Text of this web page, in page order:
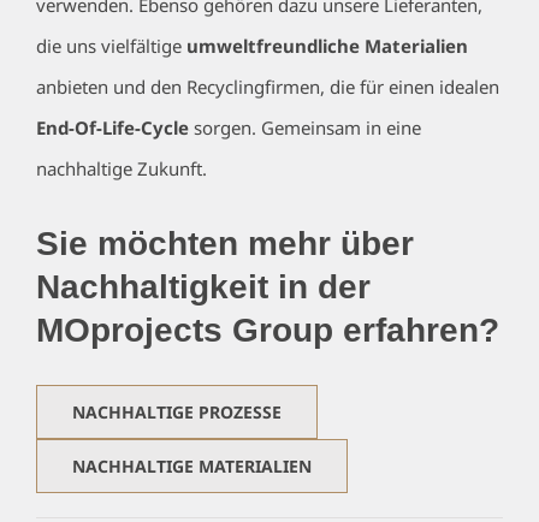
die uns vielfältige umweltfreundliche Materialien
anbieten und den Recyclingfirmen, die für einen idealen
End-Of-Life-Cycle sorgen. Gemeinsam in eine
nachhaltige Zukunft.
Sie möchten mehr über
Nachhaltigkeit in der
MOprojects Group erfahren?
NACHHALTIGE PROZESSE
NACHHALTIGE MATERIALIEN